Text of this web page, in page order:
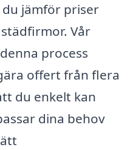
jämför priser
Vår
process
offert från flera
du enkelt kan
dina behov